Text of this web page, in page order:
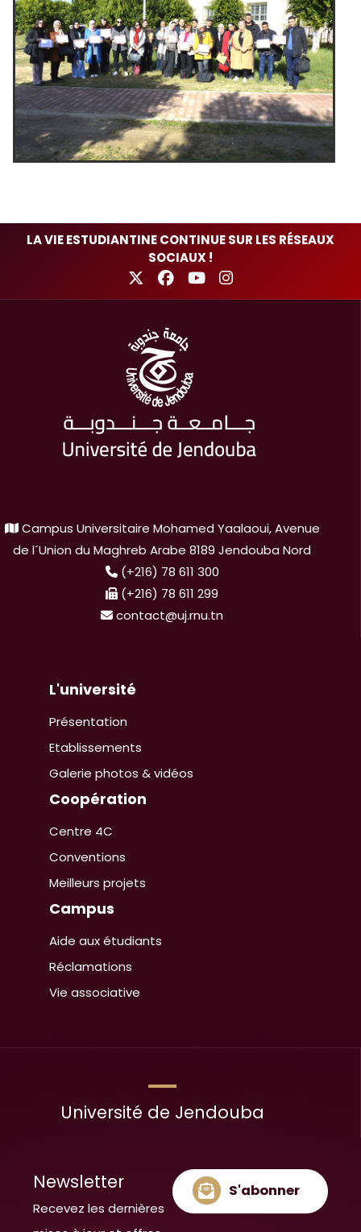
LA VIE ESTUDIANTINE CONTINUE SUR LES RÉSEAUX
SOCIAUX !
Campus Universitaire Mohamed Yaalaoui, Avenue
de l´Union du Maghreb Arabe 8189 Jendouba Nord
(+216) 78 611 300
(+216) 78 611 299
contact@uj.rnu.tn
L'université
Présentation
Etablissements
Galerie photos & vidéos
Coopération
Centre 4C
Conventions
Meilleurs projets
Campus
Aide aux étudiants
Réclamations
Vie associative
Université de Jendouba
Newsletter
Recevez les dernières
S'abonner